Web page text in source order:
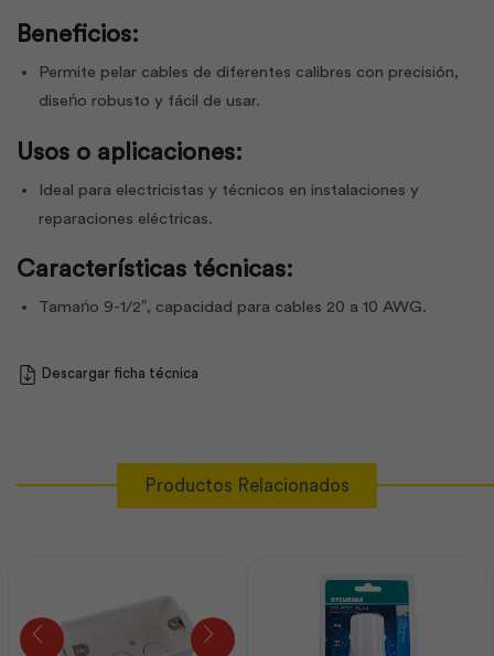
Beneficios:
Permite pelar cables de diferentes calibres con precisión,
diseńo robusto y fácil de usar.
Usos o aplicaciones:
Ideal para electricistas y técnicos en instalaciones y
reparaciones eléctricas.
Características técnicas:
Tamańo 9-1/2″, capacidad para cables 20 a 10 AWG.
Descargar ficha técnica
Productos Relacionados